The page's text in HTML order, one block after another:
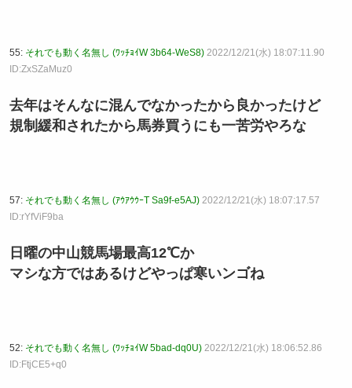
55: それでも動く名無し (ﾜｯﾁｮｲW 3b64-WeS8) 2022/12/21(水) 18:07:11.90
ID:ZxSZaMuz0
去年はそんなに混んでなかったから良かったけど
規制緩和されたから馬券買うにも一苦労やろな
57: それでも動く名無し (ｱｳｱｳｳｰT Sa9f-e5AJ) 2022/12/21(水) 18:07:17.57
ID:rYfViF9ba
日曜の中山競馬場最高12℃か
マシな方ではあるけどやっぱ寒いンゴね
52: それでも動く名無し (ﾜｯﾁｮｲW 5bad-dq0U) 2022/12/21(水) 18:06:52.86
ID:FtjCE5+q0